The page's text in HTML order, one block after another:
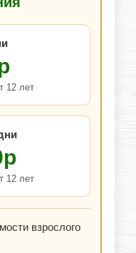
12 лет
12 лет
взрослого